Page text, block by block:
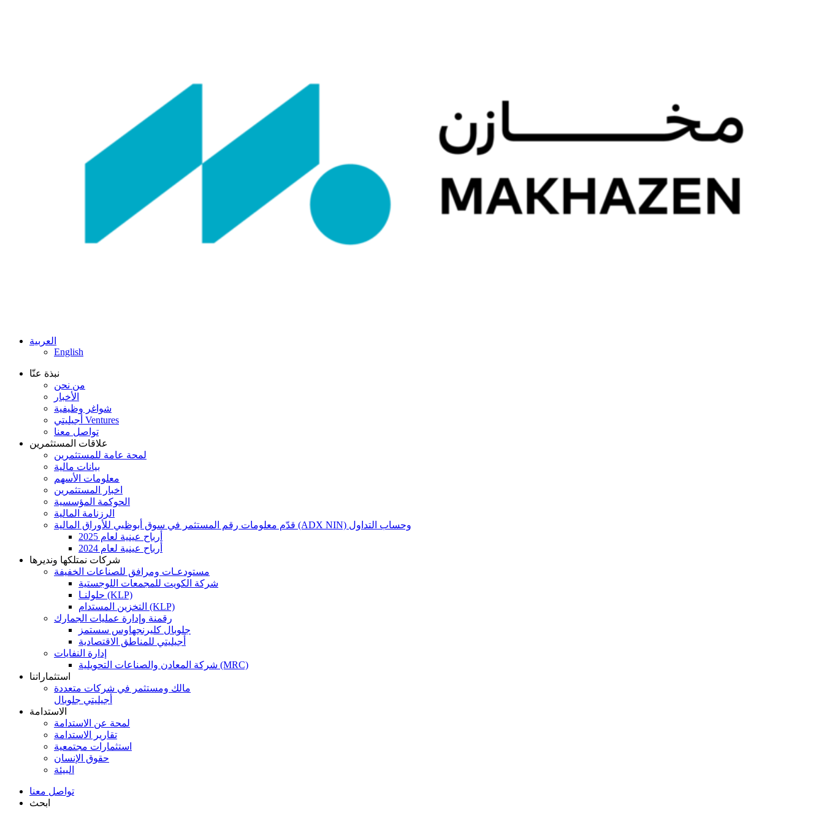
العربية
English
نبذة عنّا
من نحن
الأخبار
شواغر وظيفية
أجيليتي Ventures
تواصل معنا
علاقات المستثمرين
لمحة عامة للمستثمرين
بيانات مالية
معلومات الأسهم
اخبار المستثمرين
الحوكمة المؤسسية
الرزنامة المالية
قدّم معلومات رقم المستثمر في سوق أبوظبي للأوراق المالية (ADX NIN) وحساب التداول
أرباح عينية لعام 2025
أرباح عينية لعام 2024
شركات نمتلكها ونديرها
مستودعـات ومرافق للصناعات الخفيفة
شركة الكويت للمجمعات اللوجستية
حلولنـا (KLP)
التخزين المستدام (KLP)
رقمنة وإدارة عمليات الجمارك
جلوبال كليرنجهاوس سستمز
أجيليتي للمناطق الاقتصادية
إدارة النفايات
شركة المعادن والصناعات التحويلية (MRC)
استثماراتنا
مالك ومستثمر في شركات متعددة
أجيليتي جلوبال
الاستدامة
لمحة عن الاستدامة
تقارير الاستدامة
استثمارات مجتمعية
حقوق الإنسان
البيئة
تواصل معنا
ابحث